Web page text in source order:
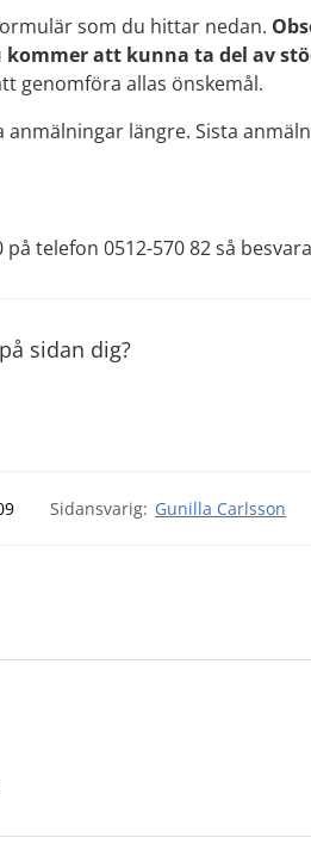
som du hittar nedan.
att kunna ta del av
genomföra allas önskemål.
längre. Sista
på telefon 0512-570 82 så
sidan dig?
Gunilla Carlsson